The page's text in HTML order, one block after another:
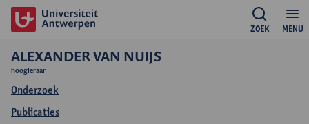
MENU
ZOEK
ALEXANDER VAN NUIJS
hoogleraar
Onderzoek
Publicaties